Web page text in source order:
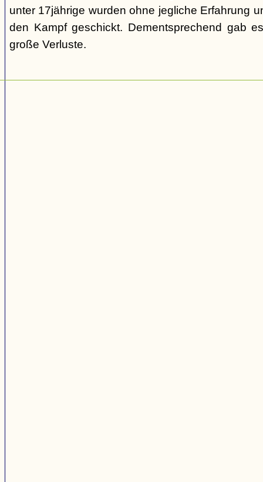
unter 17jährige wurden ohne jegliche Erfahrung
den Kampf geschickt. Dementsprechend gab
große Verluste.